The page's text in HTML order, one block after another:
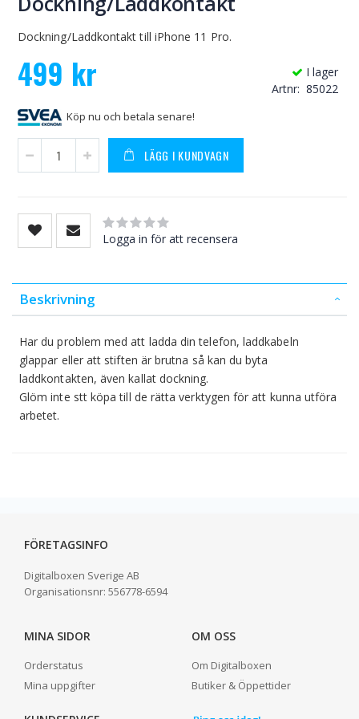
Dockning/Laddkontakt till iPhone 11 Pro.
499 kr
I lager
Artnr
85022
Köp nu och betala senare!
LÄGG I KUNDVAGN
Rating:
0% of100
Logga in för att recensera
Beskrivning
Har du problem med att ladda din telefon, laddkabeln
glappar eller att stiften är brutna så kan du byta
laddkontakten, även kallat dockning.
Glöm inte stt köpa till de rätta verktygen för att kunna utföra
arbetet.
FÖRETAGSINFO
Digitalboxen Sverige AB
Organisationsnr: 556778-6594
MINA SIDOR
Orderstatus
Mina uppgifter
OM OSS
Om Digitalboxen
Butiker & Öppettider